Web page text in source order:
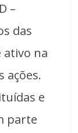
–
das
ativo na
ações.
e
parte